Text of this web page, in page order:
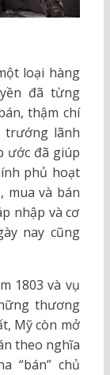
loại hàng
đã từng
thậm chí
trướng lãnh
ước đã giúp
phủ hoạt
mua và bán
nhập và cơ
nay cũng
1803 và vụ
thương
Mỹ còn mở
theo nghĩa
“bán” chủ